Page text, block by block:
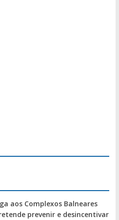
aos Complexos Balneares
prevenir e desincentivar